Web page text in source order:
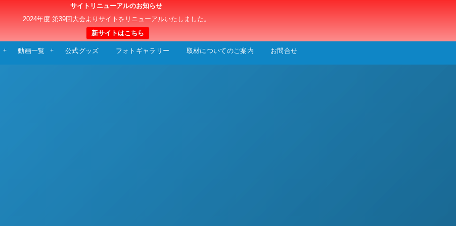
サイトリニューアルのお知らせ
2024年度 第39回大会よりサイトをリニューアルいたしました。
新サイトはこちら
日本クラブユースサッカー選手権（U-15）大会
動画一覧 公式グッズ フォトギャラリー 取材についてのご案内 お問合せ